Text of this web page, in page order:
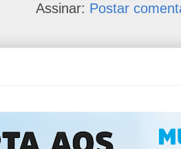
Assinar: Postar